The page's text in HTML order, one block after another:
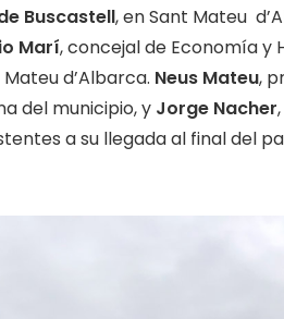
Buscastell, en Sant Mateu
Marí, concejal de Economía y
d’Albarca. Neus Mateu,
del municipio, y Jorge Nacher
a su llegada al final del